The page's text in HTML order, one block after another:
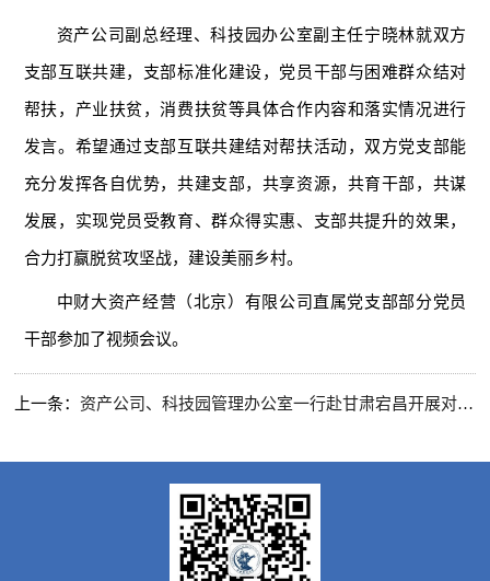
资产公司副总经理、科技园办公室副主任宁晓林就双方
支部互联共建，支部标准化建设，党员干部与困难群众结对
帮扶，产业扶贫，消费扶贫等具体合作内容和落实情况进行
发言。希望通过支部互联共建结对帮扶活动，双方党支部能
充分发挥各自优势，共建支部，共享资源，共育干部，共谋
发展，实现党员受教育、群众得实惠、支部共提升的效果，
合力打赢脱贫攻坚战，建设美丽乡村。
中财大资产经营（北京）有限公司直属党支部部分党员
干部参加了视频会议。
上一条：资产公司、科技园管理办公室一行赴甘肃宕昌开展对口帮扶项目合作对接活动